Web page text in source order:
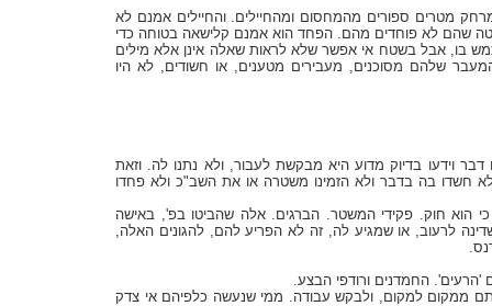
מטרים ספורים מהמחסום ומהחיילים. והחיילים אמנם לא
שהם לא פוחדים מהם. הפחד הוא אמנם קלישאה בטוחה כדי
בו, אבל בשטח אי אפשר שלא לראות שאלה אינן אלא מילים
שלהם מסוכנים, מעבירים מטענים, או חשודים, לא היו
וידעו בדיוק מדוע היא מבקשת לעבור, ולא נתנו לה. וזאת
ולא חשדו בה בדבר ולא הזמינו משטרה או את השב"כ ולא פחדו
הוא חוק. פקידי המשטר. הברגים. אלה שהביטו בפ', באישה
לרעוב, או שמגיע לה, זה לא הפריע להם, להגונים האלה,
'הרעים'. החמדנים ורודפי הבצע.
ממקום למקום, ולבקש עבודה. ממי שנעשה כלפיהם אי צדק